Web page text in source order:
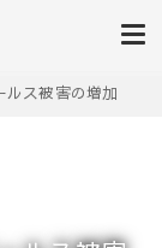
ス被害の増加